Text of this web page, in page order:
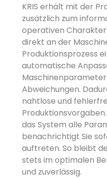
KRIS erhält mit der
zusätzlich zum
operativen
direkt an der
Produktionsprozess
automatische
Abweichungen.
nahtlose und
das System alle
benachrichtigt Sie
auftreten. So bleibt
stets im optimalen
und zuverlässig.